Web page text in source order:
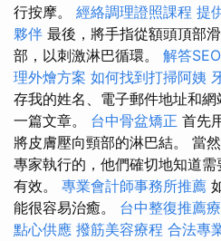
行按摩。 經絡調理證照課程 提
夥伴 最後，將手指從額頭頂部
部，以刺激淋巴循環。 解答
理外燴方案 如何找到打掃阿姨
存我的姓名、電子郵件地址和
一篇文章。 台中骨盆矯正 首先
將皮膚壓向頸部的淋巴結。 當
專家執行的，他們確切地知道
有效。 專業會計師事務所推薦
能很容易治癒。 台中整復推薦
點心供應 撥筋美容療程 合法專